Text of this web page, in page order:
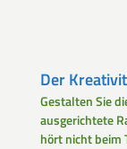
Der
Gestalten Sie
ausgerichtete
hört nicht beim